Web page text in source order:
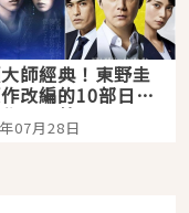
師經典！東野圭
改編的10部日本
作品推薦
07月28日